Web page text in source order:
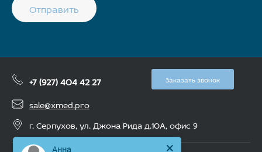
Отправить
+7 (927) 404 42 27 Заказать звонок
sale@xmed.pro
г. Серпухов, ул. Джона Рида д.10А, офис 9
Анна